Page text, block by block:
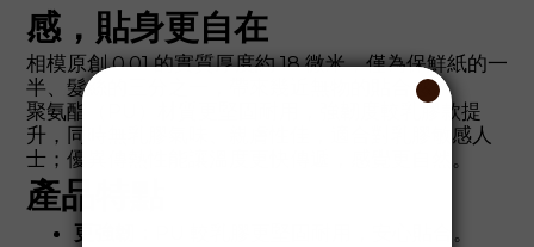
感，貼身更自在
相模原創 0.01 的實質厚度約 18 微米，僅為保鮮紙的一
半、髮絲的三分之一，帶來幾近無物的貼合感。
聚氨酯（PU）材質更堅固耐用，強韌度較乳膠款提
升，同時無乳膠氣味、親膚性佳，適合對乳膠敏感人
士；優異傳熱性能讓溫度更快傳遞，感覺更自然。
產品特點
更強韌：
PU 較乳膠更堅固耐用，安心貼合。